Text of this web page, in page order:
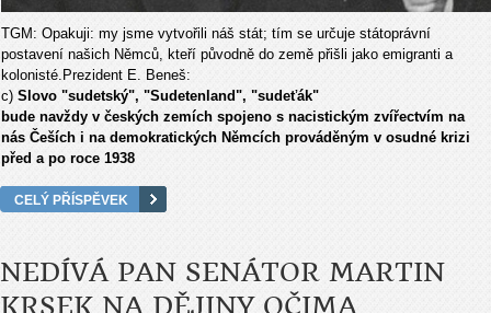
TGM: Opakuji: my jsme vytvořili náš stát; tím se určuje státoprávní
postavení našich Němců, kteří původně do země přišli jako emigranti a
kolonisté. Prezident E. Beneš:
c) Slovo "sudetský", "Sudetenland", "sudeťák"
bude navždy v českých zemích spojeno s nacistickým zvířectvím na
nás Češích i na demokratických Němcích prováděným v osudné krizi
před a po roce 1938
CELÝ PŘÍSPĚVEK
NEDÍVÁ PAN SENÁTOR MARTIN
KRSEK NA DĚJINY OČIMA